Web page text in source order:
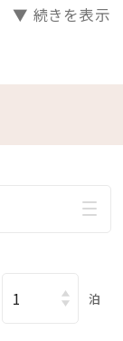
▼ 続きを表示
泊